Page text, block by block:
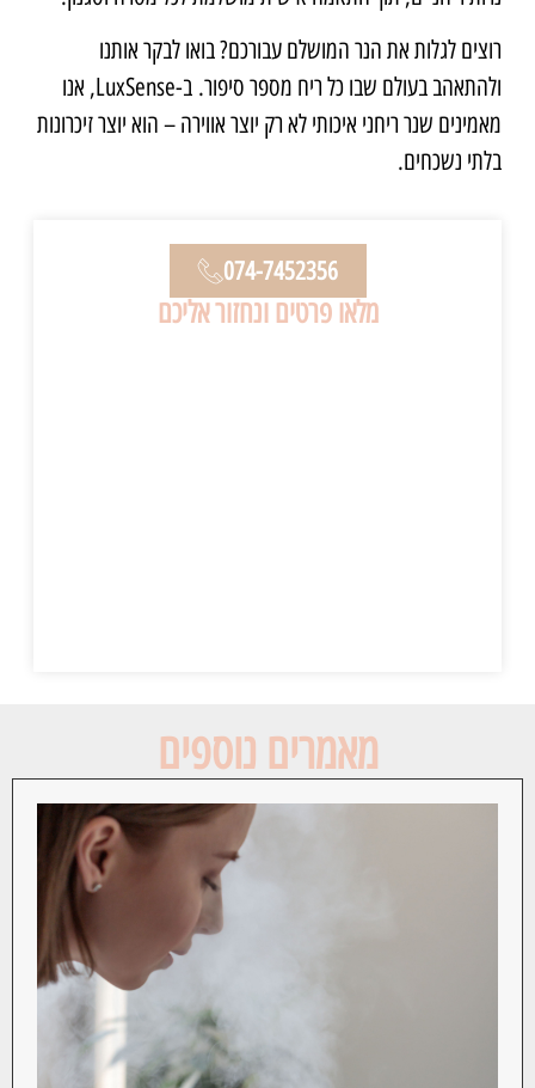
רוצים לגלות את הנר המושלם עבורכם? בואו לבקר אותנו
ולהתאהב בעולם שבו כל ריח מספר סיפור. ב-LuxSense, אנו
מאמינים שנר ריחני איכותי לא רק יוצר אווירה – הוא יוצר זיכרונות
בלתי נשכחים.
074-7452356
מלאו פרטים ונחזור אליכם
מאמרים נוספים